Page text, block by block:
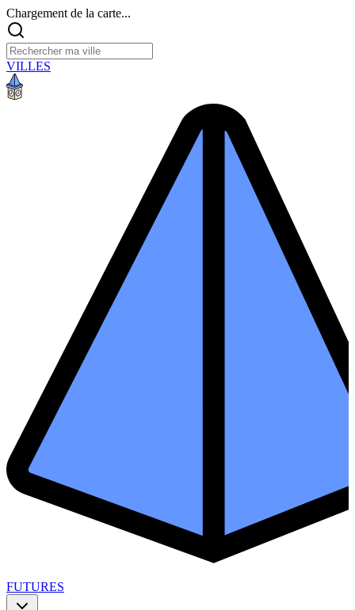
Chargement de la carte...
VILLES
FUTURES